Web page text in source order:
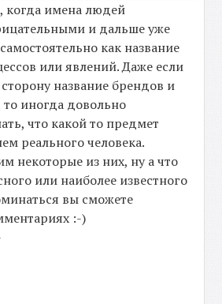
когда имена людей
и дальше уже
как название
или явлений. Даже если
название брендов и
иногда довольно
что какой то предмет
реального человека.
некоторые из них, ну а что
или наиболее известного
вы сможете
:-)